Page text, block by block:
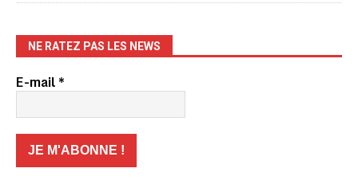
NE RATEZ PAS LES NEWS
E-mail*